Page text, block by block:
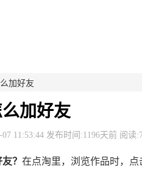
加好友
加好友
11:53:44 发布时间:1196天前 阅读
？ 在点淘里，浏览作品时，